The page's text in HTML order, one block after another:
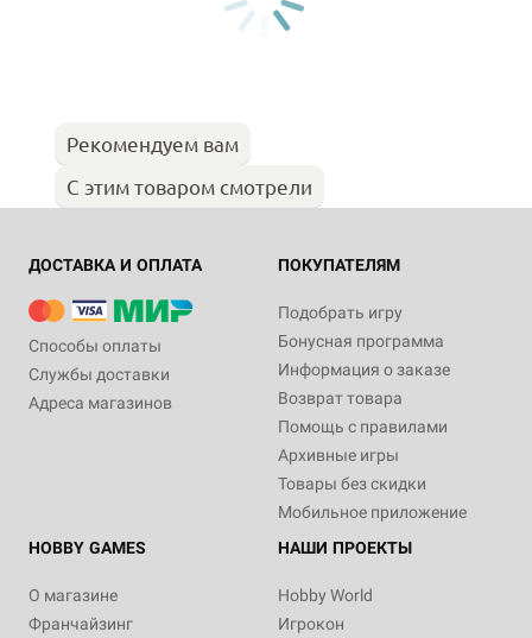
Рекомендуем вам
С этим товаром смотрели
ДОСТАВКА И ОПЛАТА
Способы оплаты
Службы доставки
Адреса магазинов
ПОКУПАТЕЛЯМ
Подобрать игру
Бонусная программа
Информация о заказе
Возврат товара
Помощь с правилами
Архивные игры
Товары без скидки
Мобильное приложение
HOBBY GAMES
О магазине
Франчайзинг
НАШИ ПРОЕКТЫ
Hobby World
Игрокон